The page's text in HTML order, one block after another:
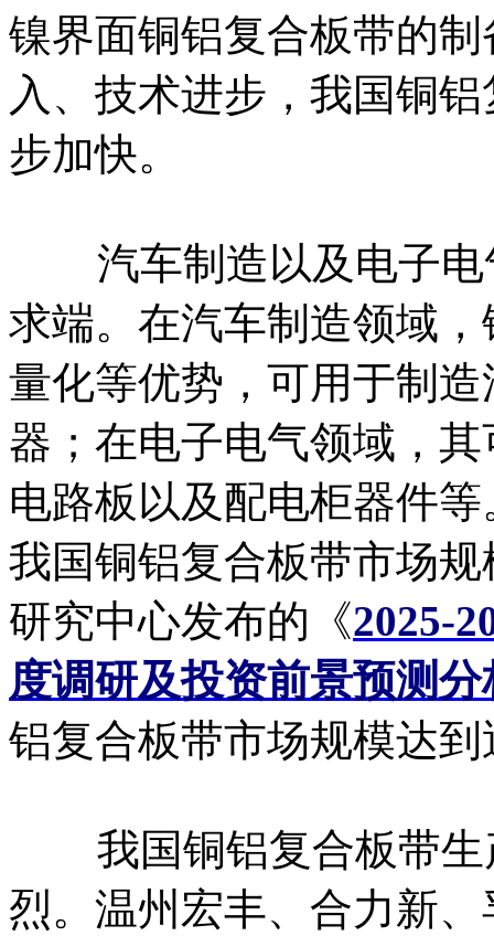
镍界面铜铝复合板带的
入、技术进步，我国铜
步加快。
汽车制造以及电子电
求端。在汽车制造领域
量化等优势，可用于制
器；在电子电气领域，
电路板以及配电柜器件
我国铜铝复合板带市场
研究中心发布的《2025-
度调研及投资前景预测
铝复合板带市场规模达到
我国铜铝复合板带生
烈。温州宏丰、合力新